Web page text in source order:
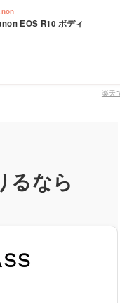
EOS R10 ボディ
楽天
るなら